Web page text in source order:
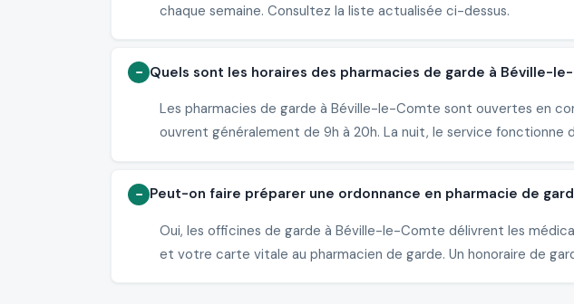
chaque semaine. Consultez la liste actualisée ci-dessus.
Quels sont les horaires des pharmacies de garde à Béville-
Les pharmacies de garde à Béville-le-Comte sont ouvertes en
ouvrent généralement de 9h à 20h. La nuit, le service fonctionne
Peut-on faire préparer une ordonnance en pharmacie de
Oui, les officines de garde à Béville-le-Comte délivrent les
et votre carte vitale au pharmacien de garde. Un honoraire de